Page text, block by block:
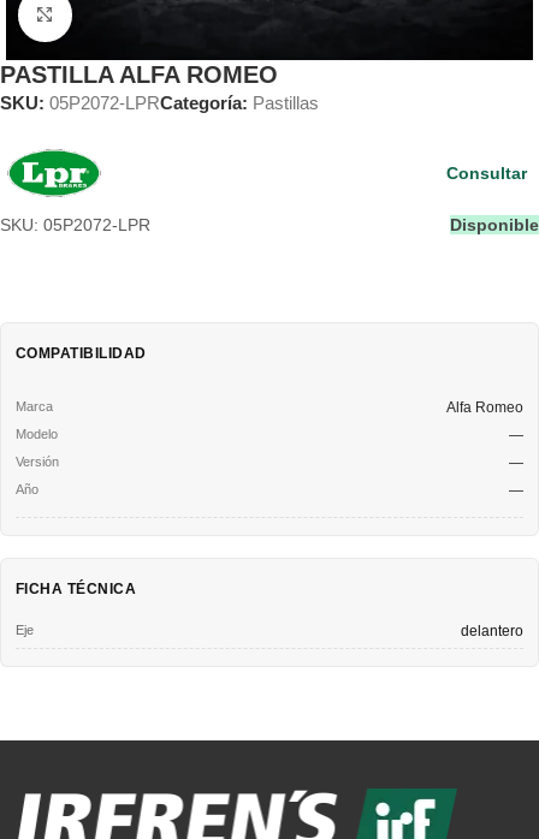
Clic para ampliar
PASTILLA ALFA ROMEO
SKU: 05P2072-LPRCategoría: Pastillas
SKU: 05P2072-LPR Disponible
Consultar
COMPATIBILIDAD
Alfa Romeo
—
—
—
FICHA TÉCNICA
Eje delantero